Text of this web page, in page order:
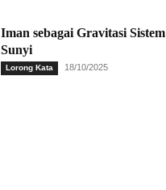
Iman sebagai Gravitasi Sistem
Sunyi
Lorong Kata 18/10/2025